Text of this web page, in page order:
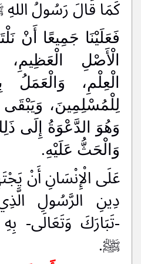
كَمَا قَالَ رَسُولُ
فَعَلَيْنَا جَمِيعًا أَنْ
الْأَصْلِ
الْعِلْمِ، وَالْعَمَلُ
لِلْمُسْلِمِينَ،
وَهُوَ الدَّعْوَةُ إِلَى
وَالْحَثُّ عَلَيْهِ.
عَلَى الْإِنْسَانِ أَنْ
دِينِ الرَّسُولِ
-تَبَارَكَ وَتَعَالَى- بِهِ
ﷺ.